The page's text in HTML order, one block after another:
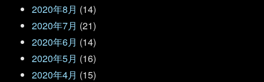
2020年8月 (14)
2020年7月 (21)
2020年6月 (14)
2020年5月 (16)
2020年4月 (15)